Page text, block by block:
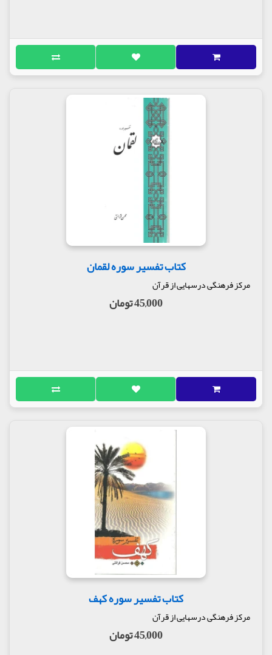
کتاب تفسیر سوره لقمان
مرکز فرهنگی درسهایی از قرآن
45,000 تومان
کتاب تفسیر سوره کهف
مرکز فرهنگی درسهایی از قرآن
45,000 تومان